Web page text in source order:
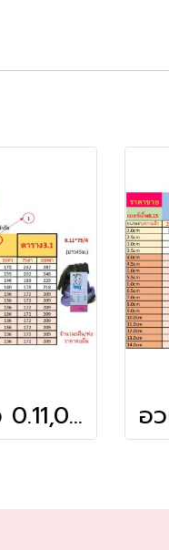
อวนรุมตะกั่ว 0.11,0.20 1แบ่ง4